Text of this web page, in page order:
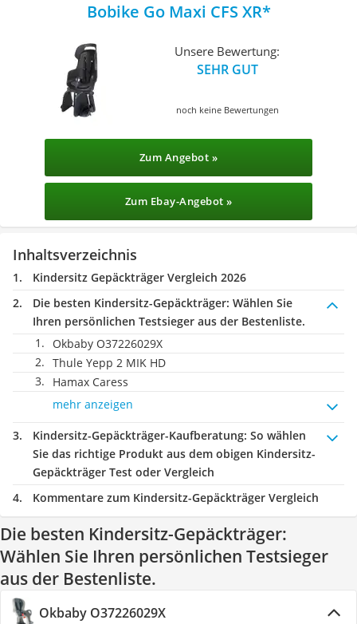
Bobike Go Maxi CFS XR
Unsere Bewertung:
SEHR GUT
noch keine Bewertungen
Zum Angebot »
Zum Ebay-Angebot »
Inhaltsverzeichnis
Kindersitz Gepäckträger Vergleich 2026
Die besten Kindersitz-Gepäckträger: Wählen Sie
Ihren persönlichen Testsieger aus der Bestenliste.
Okbaby O37226029X
Thule Yepp 2 MIK HD
Hamax Caress
mehr anzeigen
Kindersitz-Gepäckträger-Kaufberatung: So wählen
Sie das richtige Produkt aus dem obigen Kindersitz-
Gepäckträger Test oder Vergleich
Kommentare zum Kindersitz-Gepäckträger Vergleich
Die besten Kindersitz-Gepäckträger:
Wählen Sie Ihren persönlichen Testsieger
aus der Bestenliste.
Okbaby O37226029X